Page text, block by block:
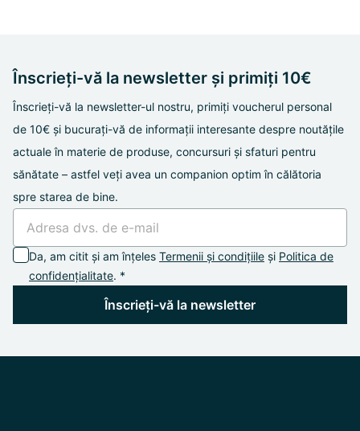
Înscrieți-vă la newsletter și primiți 10€
Înscrieți-vă la newsletter-ul nostru, primiți voucherul personal
de 10€ și bucurați-vă de informații interesante despre noutățile
actuale în materie de produse, concursuri și sfaturi pentru
sănătate – astfel veți avea un companion optim în călătoria
spre starea de bine.
Da, am citit și am înțeles Termenii și condițiile și Politica de
confidențialitate. *
Înscrieți-vă la newsletter